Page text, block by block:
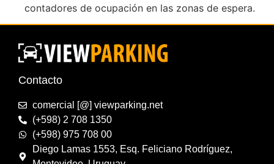
contadores de ocupación en las zonas de espera.
Contacto
comercial [@] viewparking.net
(+598) 2 708 1350
(+598) 975 708 00
Diego Lamas 1553, Esq. Feliciano Rodríguez,